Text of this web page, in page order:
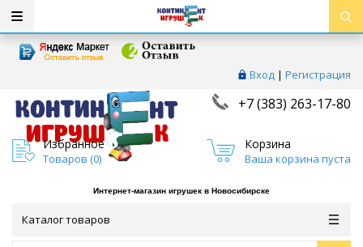
Вход | Регистрация
+7 (383) 263-17-80
Избранное
Товаров (0)
Корзина
Ваша корзина пуста
Интернет-магазин игрушек в Новосибирске
Каталог товаров